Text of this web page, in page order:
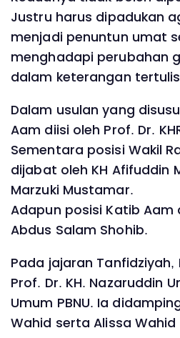
Justru harus dipadukan
menjadi penuntun umat
menghadapi perubahan
dalam keterangan
Dalam usulan yang
Aam diisi oleh Prof. Dr.
Sementara posisi Wakil
dijabat oleh KH Afifuddin
Marzuki Mustamar.
Adapun posisi Katib Aam
Abdus Salam Shohib.
Pada jajaran Tanfidziyah,
Prof. Dr. KH. Nazaruddin
Umum PBNU. Ia
Wahid serta Alissa